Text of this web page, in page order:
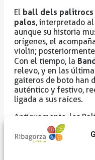
El ball dels palitrocs
palos, interpretado
aunque su historia
orígenes, el
violín;
Con el tiempo, la
relevo, y en las
gaiteros de boto han
auténtico y festivo,
ligada a sus raíces.
Antiguamente, los
cuatro personas,
total. Los danzantes